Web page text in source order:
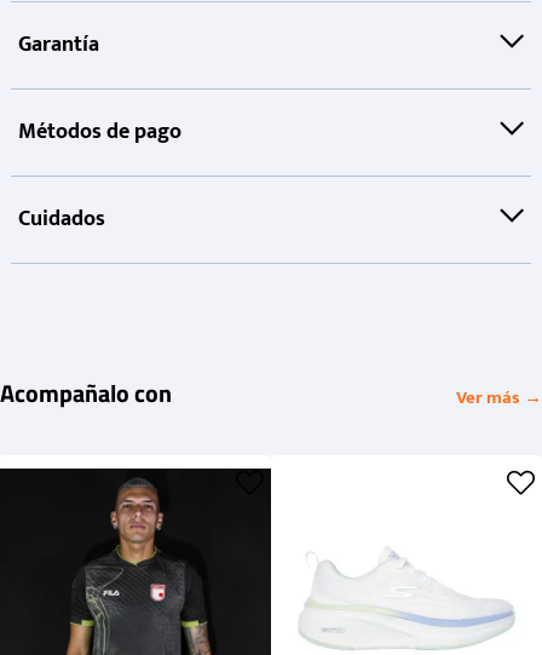
Garantía
Métodos de pago
Cuidados
Acompañalo con Ver más →